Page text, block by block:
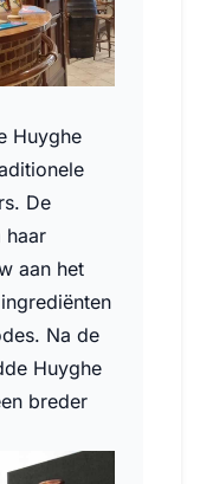
Huyghe
De
haar
aan het
Na de
Huyghe
breder